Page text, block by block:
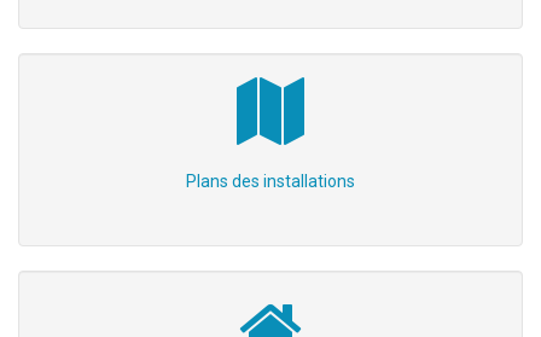
Plans des installations